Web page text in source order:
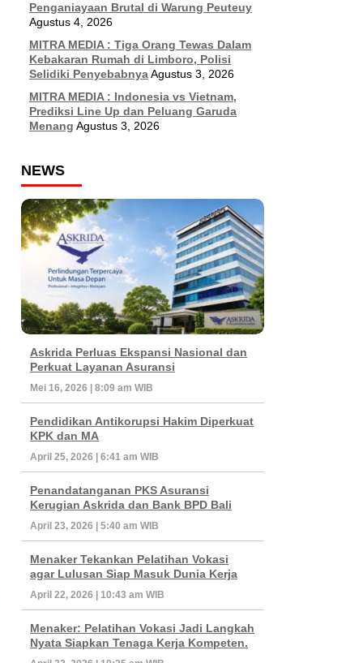
Penganiayaan Brutal di Warung Peuteuy
Agustus 4, 2026
MITRA MEDIA : Tiga Orang Tewas Dalam
Kebakaran Rumah di Limboro, Polisi
Selidiki PenyebabnyaAgustus 3, 2026
MITRA MEDIA : Indonesia vs Vietnam,
Prediksi Line Up dan Peluang Garuda
Menang Agustus 3, 2026
NEWS
Askrida Perluas Ekspansi Nasional dan
Perkuat Layanan Asuransi
Mei 16, 2026 | 8:09 am WIB
Pendidikan Antikorupsi Hakim Diperkuat
KPK dan MA
April 25, 2026 | 6:41 am WIB
Penandatanganan PKS Asuransi
Kerugian Askrida dan Bank BPD Bali
April 23, 2026 | 5:40 am WIB
Menaker Tekankan Pelatihan Vokasi
agar Lulusan Siap Masuk Dunia Kerja
April 22, 2026 | 10:43 am WIB
Menaker: Pelatihan Vokasi Jadi Langkah
Nyata Siapkan Tenaga Kerja Kompeten.